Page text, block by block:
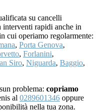
su cancelli
rapidi anche in
cui operiamo regolarmente:
, Porta Genova,
, Forlanini,
Siro, Niguarda, Baggio,
problema: copriamo
al 0289601346 oppure
nella tua zona.